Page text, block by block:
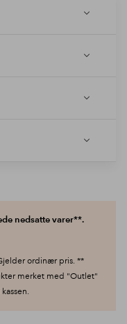
nedsatte varer**.
ordinær pris. **
merket med "Outlet"